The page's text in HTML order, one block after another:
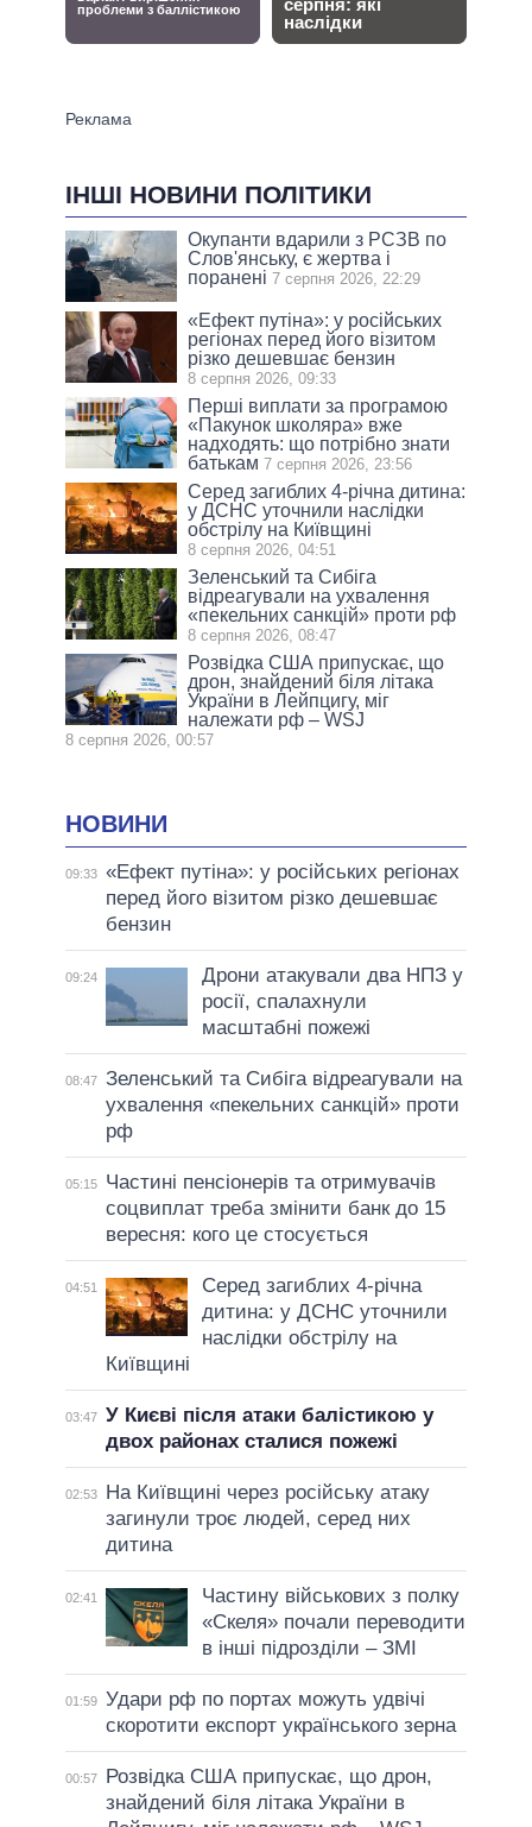
ІНШІ НОВИНИ ПОЛІТИКИ
Окупанти вдарили з РСЗВ по
Слов'янську, є жертва і
поранені 7 серпня 2026, 22:29
«Ефект путіна»: у російських
регіонах перед його візитом
різко дешевшає бензин
8 серпня 2026, 09:33
Перші виплати за програмою
«Пакунок школяра» вже
надходять: що потрібно знати
батькам 7 серпня 2026, 23:56
Серед загиблих 4-річна дитина:
у ДСНС уточнили наслідки
обстрілу на Київщині
8 серпня 2026, 04:51
Зеленський та Сибіга
відреагували на ухвалення
«пекельних санкцій» проти рф
8 серпня 2026, 08:47
Розвідка США припускає, що
дрон, знайдений біля літака
України в Лейпцигу, міг
належати рф – WSJ
8 серпня 2026, 00:57
НОВИНИ
09:33 «Ефект путіна»: у російських регіонах
перед його візитом різко дешевшає
бензин
09:24
Дрони атакували два НПЗ у
росії, спалахнули
масштабні пожежі
08:47 Зеленський та Сибіга відреагували на
ухвалення «пекельних санкцій» проти
рф
05:15
Частині пенсіонерів та отримувачів
соцвиплат треба змінити банк до 15
вересня: кого це стосується
04:51
Серед загиблих 4-річна
дитина: у ДСНС уточнили
наслідки обстрілу на
Київщині
03:47 У Києві після атаки балістикою у
двох районах сталися пожежі
02:53
На Київщині через російську атаку
загинули троє людей, серед них
дитина
02:41
Частину військових з полку
«Скеля» почали переводити
в інші підрозділи – ЗМІ
01:59 Удари рф по портах можуть удвічі
скоротити експорт українського зерна
00:57
Розвідка США припускає, що дрон,
знайдений біля літака України в